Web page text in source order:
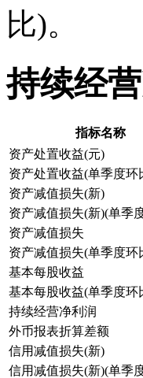
比)。
持续经
指标名称
资产处置收益(元)
资产处置收益(单季度环
资产减值损失(新)
资产减值损失(新)(单季
资产减值损失
资产减值损失(单季度环
基本每股收益
基本每股收益(单季度环
持续经营净利润
外币报表折算差额
信用减值损失(新)
信用减值损失(新)(单季